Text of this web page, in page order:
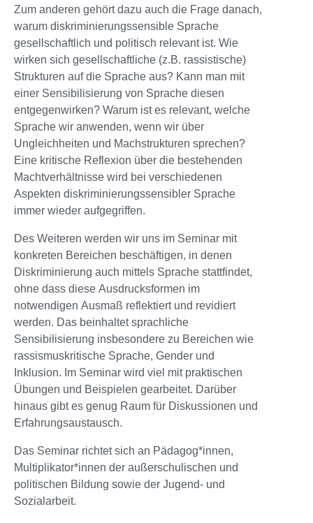
Zum anderen gehört dazu auch die Frage danach,
warum diskriminierungssensible Sprache
gesellschaftlich und politisch relevant ist. Wie
wirken sich gesellschaftliche (z.B. rassistische)
Strukturen auf die Sprache aus? Kann man mit
einer Sensibilisierung von Sprache diesen
entgegenwirken? Warum ist es relevant, welche
Sprache wir anwenden, wenn wir über
Ungleichheiten und Machstrukturen sprechen?
Eine kritische Reflexion über die bestehenden
Machtverhältnisse wird bei verschiedenen
Aspekten diskriminierungssensibler Sprache
immer wieder aufgegriffen.
Des Weiteren werden wir uns im Seminar mit
konkreten Bereichen beschäftigen, in denen
Diskriminierung auch mittels Sprache stattfindet,
ohne dass diese Ausdrucksformen im
notwendigen Ausmaß reflektiert und revidiert
werden. Das beinhaltet sprachliche
Sensibilisierung insbesondere zu Bereichen wie
rassismuskritische Sprache, Gender und
Inklusion. Im Seminar wird viel mit praktischen
Übungen und Beispielen gearbeitet. Darüber
hinaus gibt es genug Raum für Diskussionen und
Erfahrungsaustausch.
Das Seminar richtet sich an Pädagog*innen,
Multiplikator*innen der außerschulischen und
politischen Bildung sowie der Jugend- und
Sozialarbeit.